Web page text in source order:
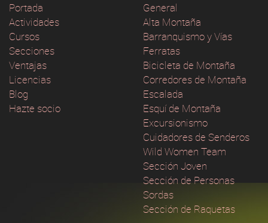
Portada
Actividades
Cursos
Secciones
Ventajas
Licencias
Blog
Hazte socio
General
Alta Montaña
Barranquismo y Vías
Ferratas
Bicicleta de Montaña
Corredores de Montaña
Escalada
Esquí de Montaña
Excursionismo
Cuidadores de Senderos
Wild Women Team
Sección Joven
Sección de Personas
Sordas
Sección de Raquetas